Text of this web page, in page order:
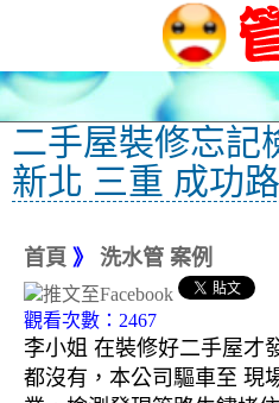
二手屋裝修忘記
新北 三重 成功
首頁 》 洗水管 案例
觀看次數：2467
李小姐 在裝修好二手屋才
都沒有，本公司驅車至 現